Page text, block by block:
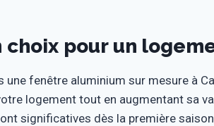
choix pour un
une fenêtre aluminium sur mesure à
logement tout en augmentant sa
significatives dès la première